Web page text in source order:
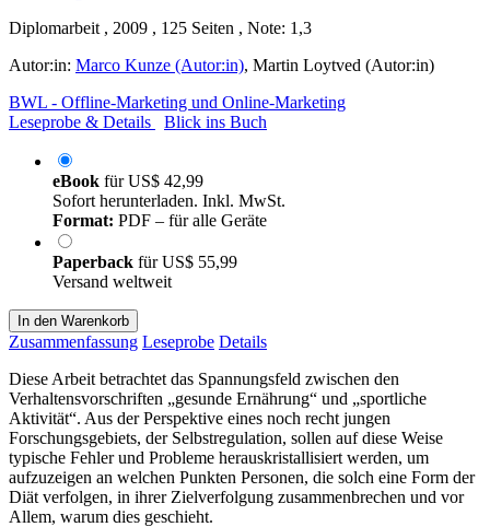
Diplomarbeit , 2009 , 125 Seiten , Note: 1,3
Autor:in: Marco Kunze (Autor:in), Martin Loytved (Autor:in)
BWL - Offline-Marketing und Online-Marketing
Leseprobe & Details
Blick ins Buch
eBook fürUS$ 42,99
Sofort herunterladen. Inkl. MwSt.
Format: PDF – für alle Geräte
Paperback fürUS$ 55,99
Versand weltweit
In den Warenkorb
Zusammenfassung Leseprobe Details
Diese Arbeit betrachtet das Spannungsfeld zwischen den
Verhaltensvorschriften „gesunde Ernährung“ und „sportliche
Aktivität“. Aus der Perspektive eines noch recht jungen
Forschungsgebiets, der Selbstregulation, sollen auf diese Weise
typische Fehler und Probleme herauskristallisiert werden, um
aufzuzeigen an welchen Punkten Personen, die solch eine Form der
Diät verfolgen, in ihrer Zielverfolgung zusammenbrechen und vor
Allem, warum dies geschieht.